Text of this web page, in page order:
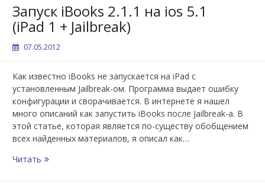
Запуск iBooks 2.1.1 на ios 5.1
(iPad 1 + Jailbreak)
07.05.2012
Как известно iBooks не запускается на iPad с
установленным Jailbreak-ом. Программа выдает ошибку
конфигурации и сворачивается. В интернете я нашел
много описаний как запустить iBooks после Jailbreak-а. В
этой статье, которая является по-существу обобщением
всех найденных материалов, я описал как…
Читать Запуск